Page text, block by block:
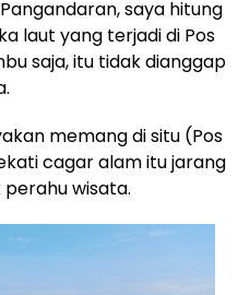
saya hitung
laut yang terjadi di Pos
saja, itu tidak dianggap
memang di situ (Pos
cagar alam itu jarang
wisata.